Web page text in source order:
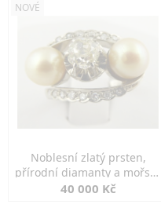
NOVÉ
Noblesní zlatý prsten,
přírodní diamanty a mořské
perly
40 000 Kč